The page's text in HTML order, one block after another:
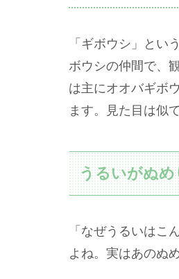
「ギボウシ」とい
ボウシの仲間で、
は主にオオバギボ
ます。見た目は似
うるいがぬ
「なぜうるいはこ
よね。実はあのぬ